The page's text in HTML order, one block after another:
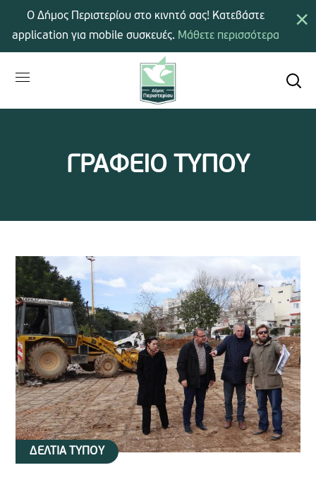
ΓΡΑΦΕΙΟ ΤΥΠΟΥ
ΔΕΛΤΙΑ ΤΥΠΟΥ
×
Ο Δήμος Περιστερίου στο κινητό σας! Κατεβάστε
application για mobile συσκευές. Μάθετε περισσότερα